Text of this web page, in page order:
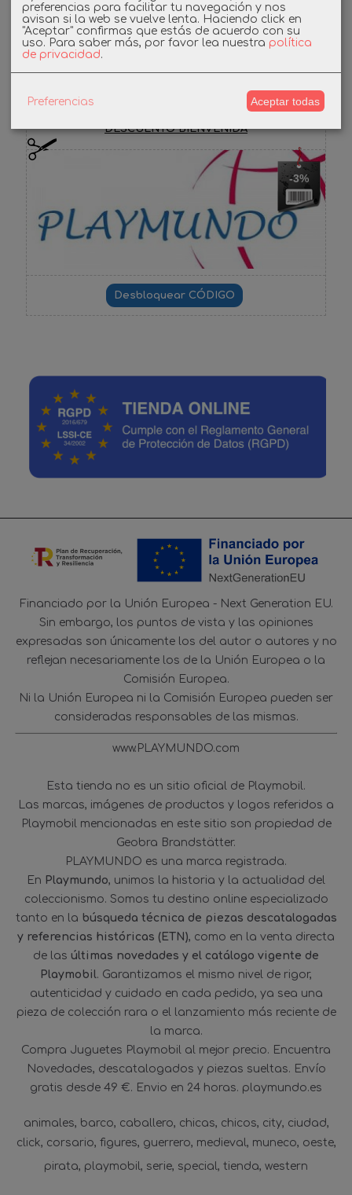
Facebook
Cupones
DESCUENTO BIENVENIDA
-3%
Financiado por la Unión Europea - Next Generation EU.
Sin embargo, los puntos de vista y las opiniones
expresadas son únicamente los del autor o autores y no
reflejan necesariamente los de la Unión Europea o la
Comisión Europea.
Ni la Unión Europea ni la Comisión Europea pueden ser
consideradas responsables de las mismas.
www.PLAYMUNDO.com
Esta tienda no es un sitio oficial de Playmobil.
Las marcas, imágenes de productos y logos referidos a
Playmobil mencionadas en este sitio son propiedad de
Geobra Brandstätter.
PLAYMUNDO es una marca registrada.
En Playmundo, unimos la historia y la actualidad del
coleccionismo. Somos tu destino online especializado
tanto en la búsqueda técnica de piezas descatalogadas
y referencias históricas (ETN), como en la venta directa
de las últimas novedades y el catálogo vigente de
Playmobil. Garantizamos el mismo nivel de rigor,
autenticidad y cuidado en cada pedido, ya sea una
pieza de colección rara o el lanzamiento más reciente de
la marca.
Compra Juguetes Playmobil al mejor precio. Encuentra
Novedades, descatalogados y piezas sueltas. Envío
gratis desde 49 €. Envio en 24 horas. playmundo.es
animales barco caballero chicas chicos city ciudad
click corsario figures guerrero medieval muneco oeste
pirata playmobil serie special tienda western
preferencias para facilitar tu navegación y nos
avisan si la web se vuelve lenta. Haciendo click en
"Aceptar" confirmas que estás de acuerdo con su
uso. Para saber más, por favor lea nuestra política
de privacidad.
Preferencias Aceptar todas